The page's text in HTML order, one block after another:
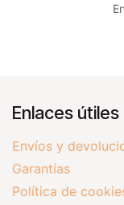
Enlaces útiles
Envíos y
Garantías
Política de